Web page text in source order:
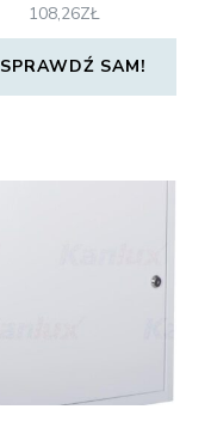
108,26ZŁ
SPRAWDŹ SAM!